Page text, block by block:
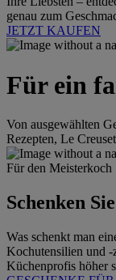
genau zum
JETZT KAUFEN
Für ein
Von ausgewählten
Rezepten, Le
Für den Meisterkoch
Schenken
Was schenkt man
Kochutensilien und -
Küchenprofis höher